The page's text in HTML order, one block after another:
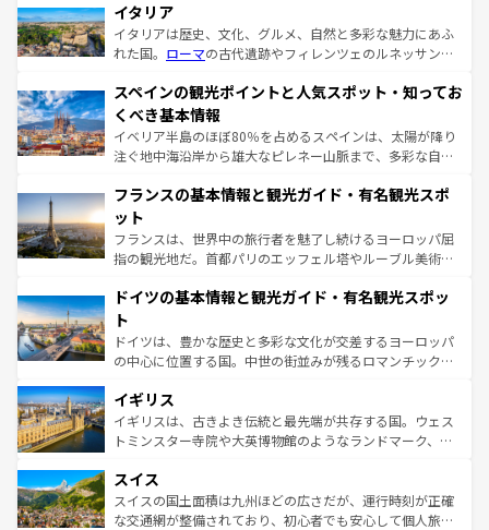
イタリア
イタリアは歴史、文化、グルメ、自然と多彩な魅力にあふ
れた国。 ローマの古代遺跡やフィレンツェのルネッサンス
ろん、トスカーナの美しい田園風景やアマルフィ海岸の絶
景など、自然景観も見逃せない。観光の合間には、本場の
ピザやパスタなど、絶品のイタリア料理を堪能することも
できる。朝目覚めてから夜眠るまで、すべての瞬間を楽し
なお、新着のイタリア情報はコンテンツ一覧を参照してほ
しい。
スペインの観光ポイントと人気スポット・知ってお
くべき基本情報
イベリア半島のほぼ80％を占めるスペインは、太陽が降り
注ぐ地中海沿岸から雄大なピレネー山脈まで、多彩な自然
文化が根付くこの国では、情熱的なフラメンコ、熱気あふ
れる闘牛、そして美味しいタパスが生活の一部となってい
る。首都マドリードの洗練された雰囲気や、バルセロナの
アートに溢れた街角から、地方では古代ローマ遺跡や中世
せる。地方によって風土や気候が異なるスペインはその個
ンテンツ一覧 を参照してほしい。
フランスの基本情報と観光ガイド・有名観光スポ
ット
フランスは、世界中の旅行者を魅了し続けるヨーロッパ屈
指の観光地だ。首都パリのエッフェル塔やルーブル美術館
で、幅広い魅力が詰まっている。華麗な宮殿、歴史的な大
聖堂、美しいビーチ、そして豊かな自然が、訪れる者を心
から魅了する。また、フランスは美食の国としても知ら
れ、フランス料理はユネスコ無形文化遺産にも登録されて
香り高いラベンダー畑など、多彩な楽しみ方が可能だ。さ
らに、パリ以外の地域にも魅力が溢れており、どの街角に
も豊かな歴史と文化が息づいている。パリ以外の個性あふ
を参照してほしい。
ドイツの基本情報と観光ガイド・有名観光スポッ
ト
ドイツは、豊かな歴史と多彩な文化が交差するヨーロッパ
の中心に位置する国。中世の街並みが残るロマンチック街
顔を持つこの国は、どこを歩いても飽きることがない。ベ
ルリンの文化的活気、バイエルン州のアルプスの絶景、そ
してライン川沿いのワイン畑といった風景は必見。ビール
は、お酒好きな人にはぜひ体験してほしい。 なお、新着の
ドイツ情報はコンテンツ一覧を参照してほしい。
イギリス
イギリスは、古きよき伝統と最先端が共存する国。ウェス
トミンスター寺院や大英博物館のようなランドマーク、歴
リアごとに異なる魅力がある。また、優雅なアフタヌーン
ティー、ビール好きにはたまらない英国パブ、サッカー観
戦など、本場だからこそできる体験も豊富。イギリスを旅
スイス
スイスの国土面積は九州ほどの広さだが、運行時刻が正確
な交通網が整備されており、初心者でも安心して個人旅行